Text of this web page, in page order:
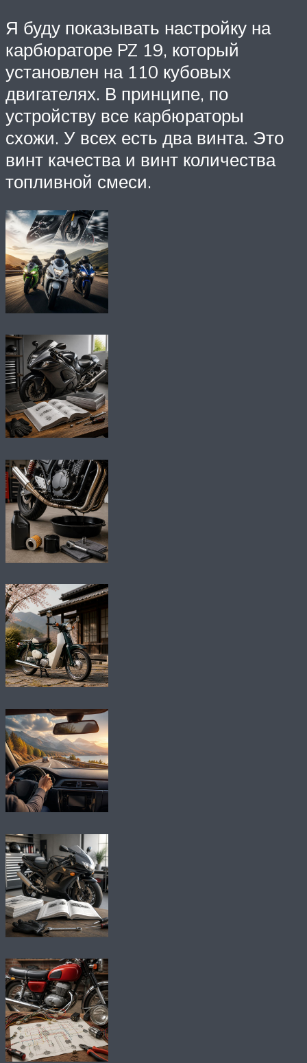
Я буду показывать настройку на
карбюраторе PZ 19, который
установлен на 110 кубовых
двигателях. В принципе, по
устройству все карбюраторы
схожи. У всех есть два винта. Это
винт качества и винт количества
топливной смеси.